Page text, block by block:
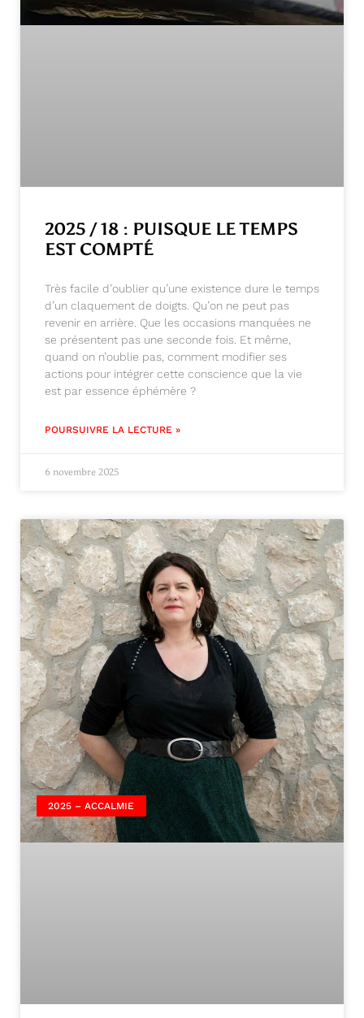
2025 / 18 : PUISQUE LE TEMPS
EST COMPTÉ
Très facile d’oublier qu’une existence dure le temps
d’un claquement de doigts. Qu’on ne peut pas
revenir en arrière. Que les occasions manquées ne
se présentent pas une seconde fois. Et même,
quand on n’oublie pas, comment modifier ses
actions pour intégrer cette conscience que la vie
est par essence éphémère ?
POURSUIVRE LA LECTURE »
6 novembre 2025
2025 – ACCALMIE